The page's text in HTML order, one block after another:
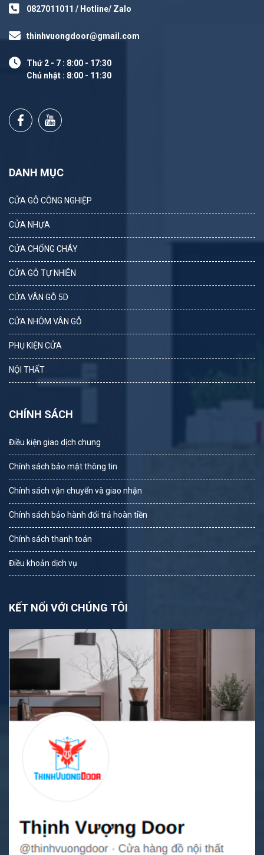
0827011011 / Hotline/ Zalo
thinhvuongdoor@gmail.com
Thứ 2 - 7 : 8:00 - 17:30
Chủ nhật : 8:00 - 11:30
DANH MỤC
CỬA GỖ CÔNG NGHIỆP
CỬA NHỰA
CỬA CHỐNG CHÁY
CỬA GỖ TỰ NHIÊN
CỬA VÂN GỖ 5D
CỬA NHÔM VÂN GỖ
PHỤ KIỆN CỬA
NỘI THẤT
CHÍNH SÁCH
Điều kiện giao dịch chung
Chính sách bảo mật thông tin
Chính sách vận chuyển và giao nhận
Chính sách bảo hành đổi trả hoàn tiền
Chính sách thanh toán
Điều khoản dịch vụ
KẾT NỐI VỚI CHÚNG TÔI